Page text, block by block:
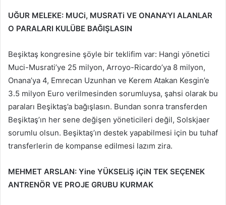
UĞUR MELEKE: MUCi, MUSRATi VE ONANA’YI ALANLAR
O PARALARI KULÜBE BAĞIŞLASIN
Beşiktaş kongresine şöyle bir teklifim var: Hangi yönetici
Muci-Musrati’ye 25 milyon, Arroyo-Ricardo’ya 8 milyon,
Onana’ya 4, Emrecan Uzunhan ve Kerem Atakan Kesgin’e
3.5 milyon Euro verilmesinden sorumluysa, şahsi olarak bu
paraları Beşiktaş’a bağışlasın. Bundan sonra transferden
Beşiktaş’ın her sene değişen yöneticileri değil, Solskjaer
sorumlu olsun. Beşiktaş’ın destek yapabilmesi için bu tuhaf
transferlerin de kompanse edilmesi lazım zira.
MEHMET ARSLAN: Yine YÜKSELiŞ iÇiN TEK SEÇENEK
ANTRENÖR VE PROJE GRUBU KURMAK